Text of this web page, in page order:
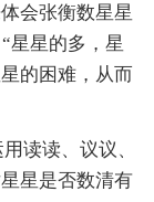
会张衡数星星
星星的多，星
的困难，从而
读读、议议、
星是否数清有